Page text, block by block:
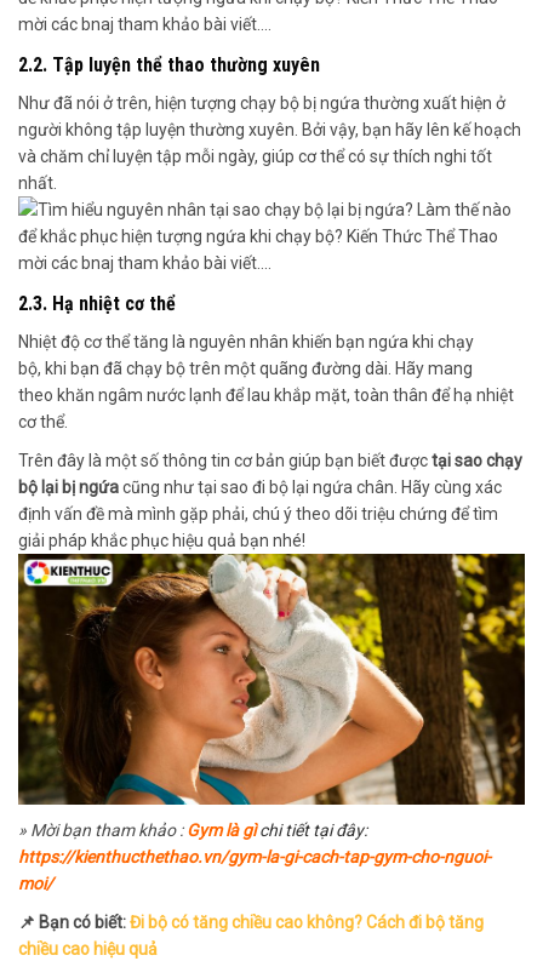
2.2. Tập luyện thể thao thường xuyên
Như đã nói ở trên, hiện tượng chạy bộ bị ngứa thường xuất hiện ở
người không tập luyện thường xuyên . Bởi vậy, bạn hãy lên kế hoạch
và chăm chỉ luyện tập mỗi ngày, giúp cơ thể có sự thích nghi tốt
nhất.
2.3. Hạ nhiệt cơ thể
Nhiệt độ cơ thể tăng là nguyên nhân khiến bạn ngứa khi chạy
bộ, khi bạn đã chạy bộ trên một quãng đường dài Hãy mang
theo khăn ngâm nước lạnh để lau khắp mặt, toàn thân để hạ nhiệt
cơ thể.
Trên đây là một số thông tin cơ bản giúp bạn biết đượctại sao chạy
bộ lại bị ngứacũng như tại sao đi bộ lại ngứa chân. Hãy cùng xác
định vấn đề mà mình gặp phải, chú ý theo dõi triệu chứng để tìm
giải pháp khắc phục hiệu quả bạn nhé!
» Mời bạn tham khảo :Gym là gì chi tiết tại đây:
https://kienthucthethao.vn/gym-la-gi-cach-tap-gym-cho-nguoi-
moi/
📌 Bạn có biết:Đi bộ có tăng chiều cao không? Cách đi bộ tăng
chiều cao hiệu quả